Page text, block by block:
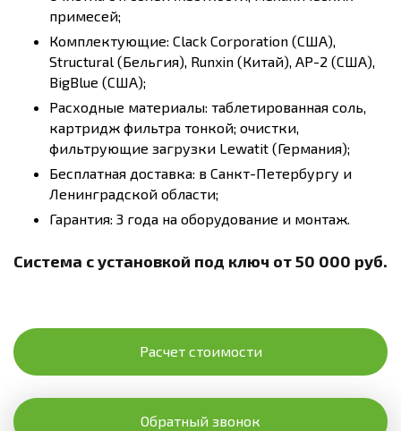
примесей;
Комплектующие: Clack Corporation (США),
Structural (Бельгия), Runxin (Китай), AP-2 (США),
BigBlue (США);
Расходные материалы: таблетированная соль,
картридж фильтра тонкой; очистки,
фильтрующие загрузки Lewatit (Германия);
Бесплатная доставка: в Санкт-Петербургу и
Ленинградской области;
Гарантия: 3 года на оборудование и монтаж.
Система с установкой под ключ от 50 000 руб.
Расчет стоимости
Обратный звонок